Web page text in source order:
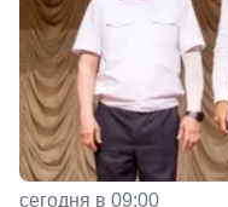
сегодня в 09:00